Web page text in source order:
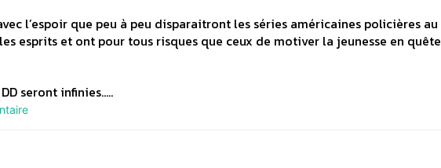
l’espoir que peu à peu disparaitront les séries américaines policières au
esprits et ont pour tous risques que ceux de motiver la jeunesse en quête
seront infinies…..